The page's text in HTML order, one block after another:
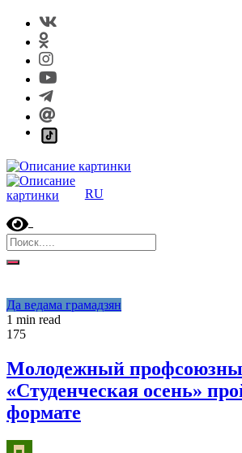
RU
Да ведама грамадзян
1 min read
175
Молодежный
«Студенческая осень»
формате